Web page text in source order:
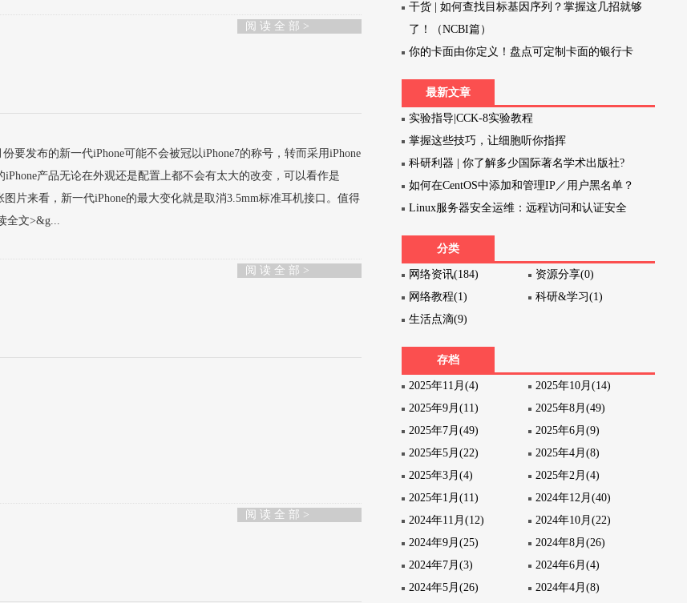
阅 读 全 部 >
要发布的新一代iPhone可能不会被冠以iPhone7的称号，转而采用iPhone
产品无论在外观还是配置上都不会有太大的改变，可以看作是
图片来看，新一代iPhone的最大变化就是取消3.5mm标准耳机接口。值得
全文>&g...
阅 读 全 部 >
阅 读 全 部 >
干货 | 如何查找目标基因序列？掌握这几招就够
了！（NCBI篇）
你的卡面由你定义！盘点可定制卡面的银行卡
最新文章
实验指导|CCK-8实验教程
掌握这些技巧，让细胞听你指挥
科研利器 | 你了解多少国际著名学术出版社?
如何在CentOS中添加和管理IP／用户黑名单？
Linux服务器安全运维：远程访问和认证安全
分类
网络资讯(184)
资源分享(0)
网络教程(1)
科研&学习(1)
生活点滴(9)
存档
2025年11月(4)
2025年10月(14)
2025年9月(11)
2025年8月(49)
2025年7月(49)
2025年6月(9)
2025年5月(22)
2025年4月(8)
2025年3月(4)
2025年2月(4)
2025年1月(11)
2024年12月(40)
2024年11月(12)
2024年10月(22)
2024年9月(25)
2024年8月(26)
2024年7月(3)
2024年6月(4)
2024年5月(26)
2024年4月(8)